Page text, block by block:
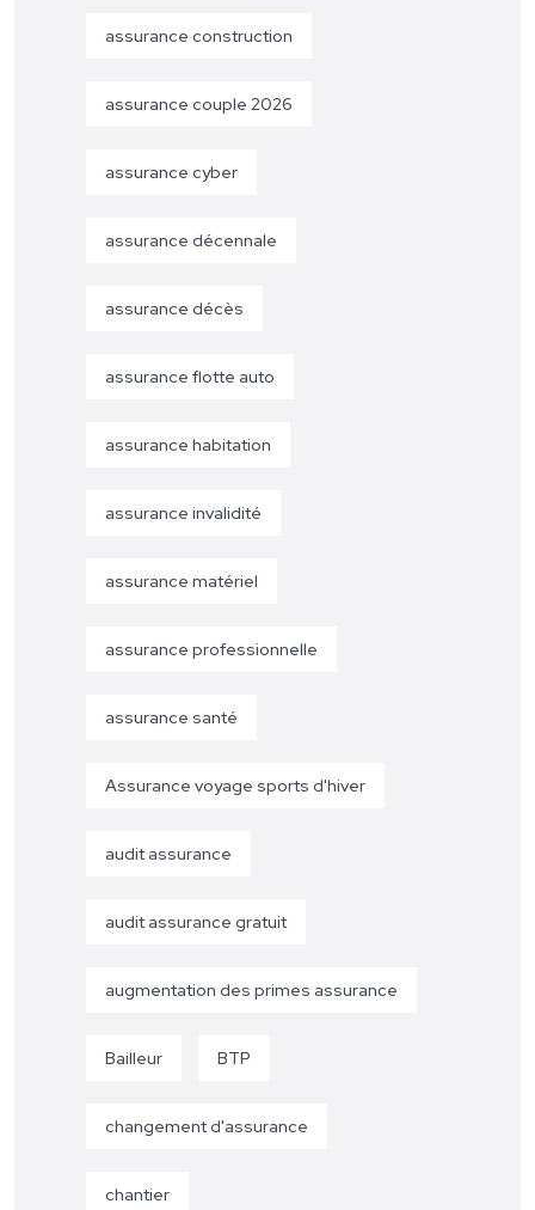
assurance construction
assurance couple 2026
assurance cyber
assurance décennale
assurance décès
assurance flotte auto
assurance habitation
assurance invalidité
assurance matériel
assurance professionnelle
assurance santé
Assurance voyage sports d'hiver
audit assurance
audit assurance gratuit
augmentation des primes assurance
Bailleur BTP
changement d'assurance
chantier